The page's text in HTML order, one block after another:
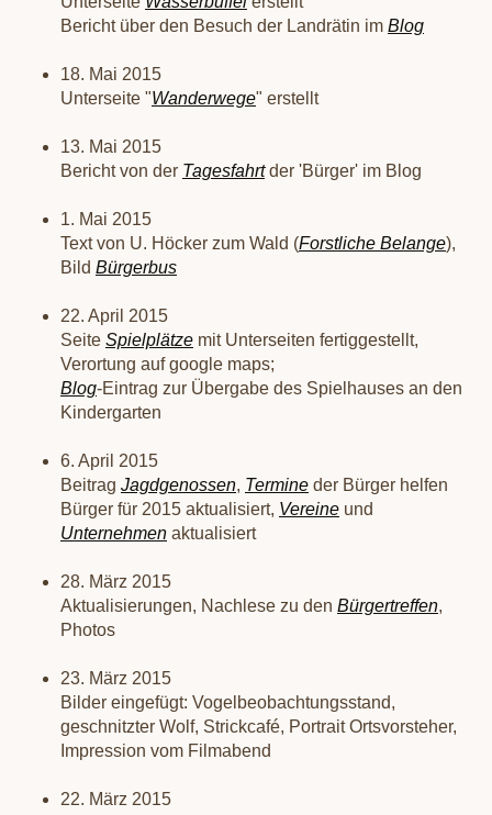
Bericht über den Besuch der Landrätin im Blog
18. Mai 2015
Unterseite "Wanderwege" erstellt
13. Mai 2015
Bericht von der Tagesfahrtder 'Bürger' im Blog
1. Mai 2015
Text von U. Höcker zum Wald (Forstliche Belange),
Bild Bürgerbus
22. April 2015
Seite Spielplätze mit Unterseiten fertiggestellt,
Verortung auf google maps;
Blog-Eintrag zur Übergabe des Spielhauses an den
Kindergarten
6. April 2015
Beitrag Jagdgenossen, Termine der Bürger helfen
Bürger für 2015 aktualisiert, Vereine und
Unternehmen aktualisiert
28. März 2015
Aktualisierungen, Nachlese zu den Bürgertreffen,
Photos
23. März 2015
Bilder eingefügt: Vogelbeobachtungsstand,
geschnitzter Wolf, Strickcafé, Portrait Ortsvorsteher,
Impression vom Filmabend
22. März 2015